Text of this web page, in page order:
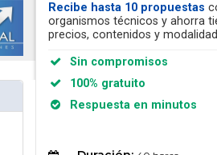
Recibe hasta 10 propuestas
organismos técnicos y ahorra
precios, contenidos y
Sin compromisos
100% gratuito
Respuesta en minutos